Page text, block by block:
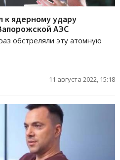
к ядерному удару
АЭС
обстреляли эту атомную
11 августа 2022, 15:18